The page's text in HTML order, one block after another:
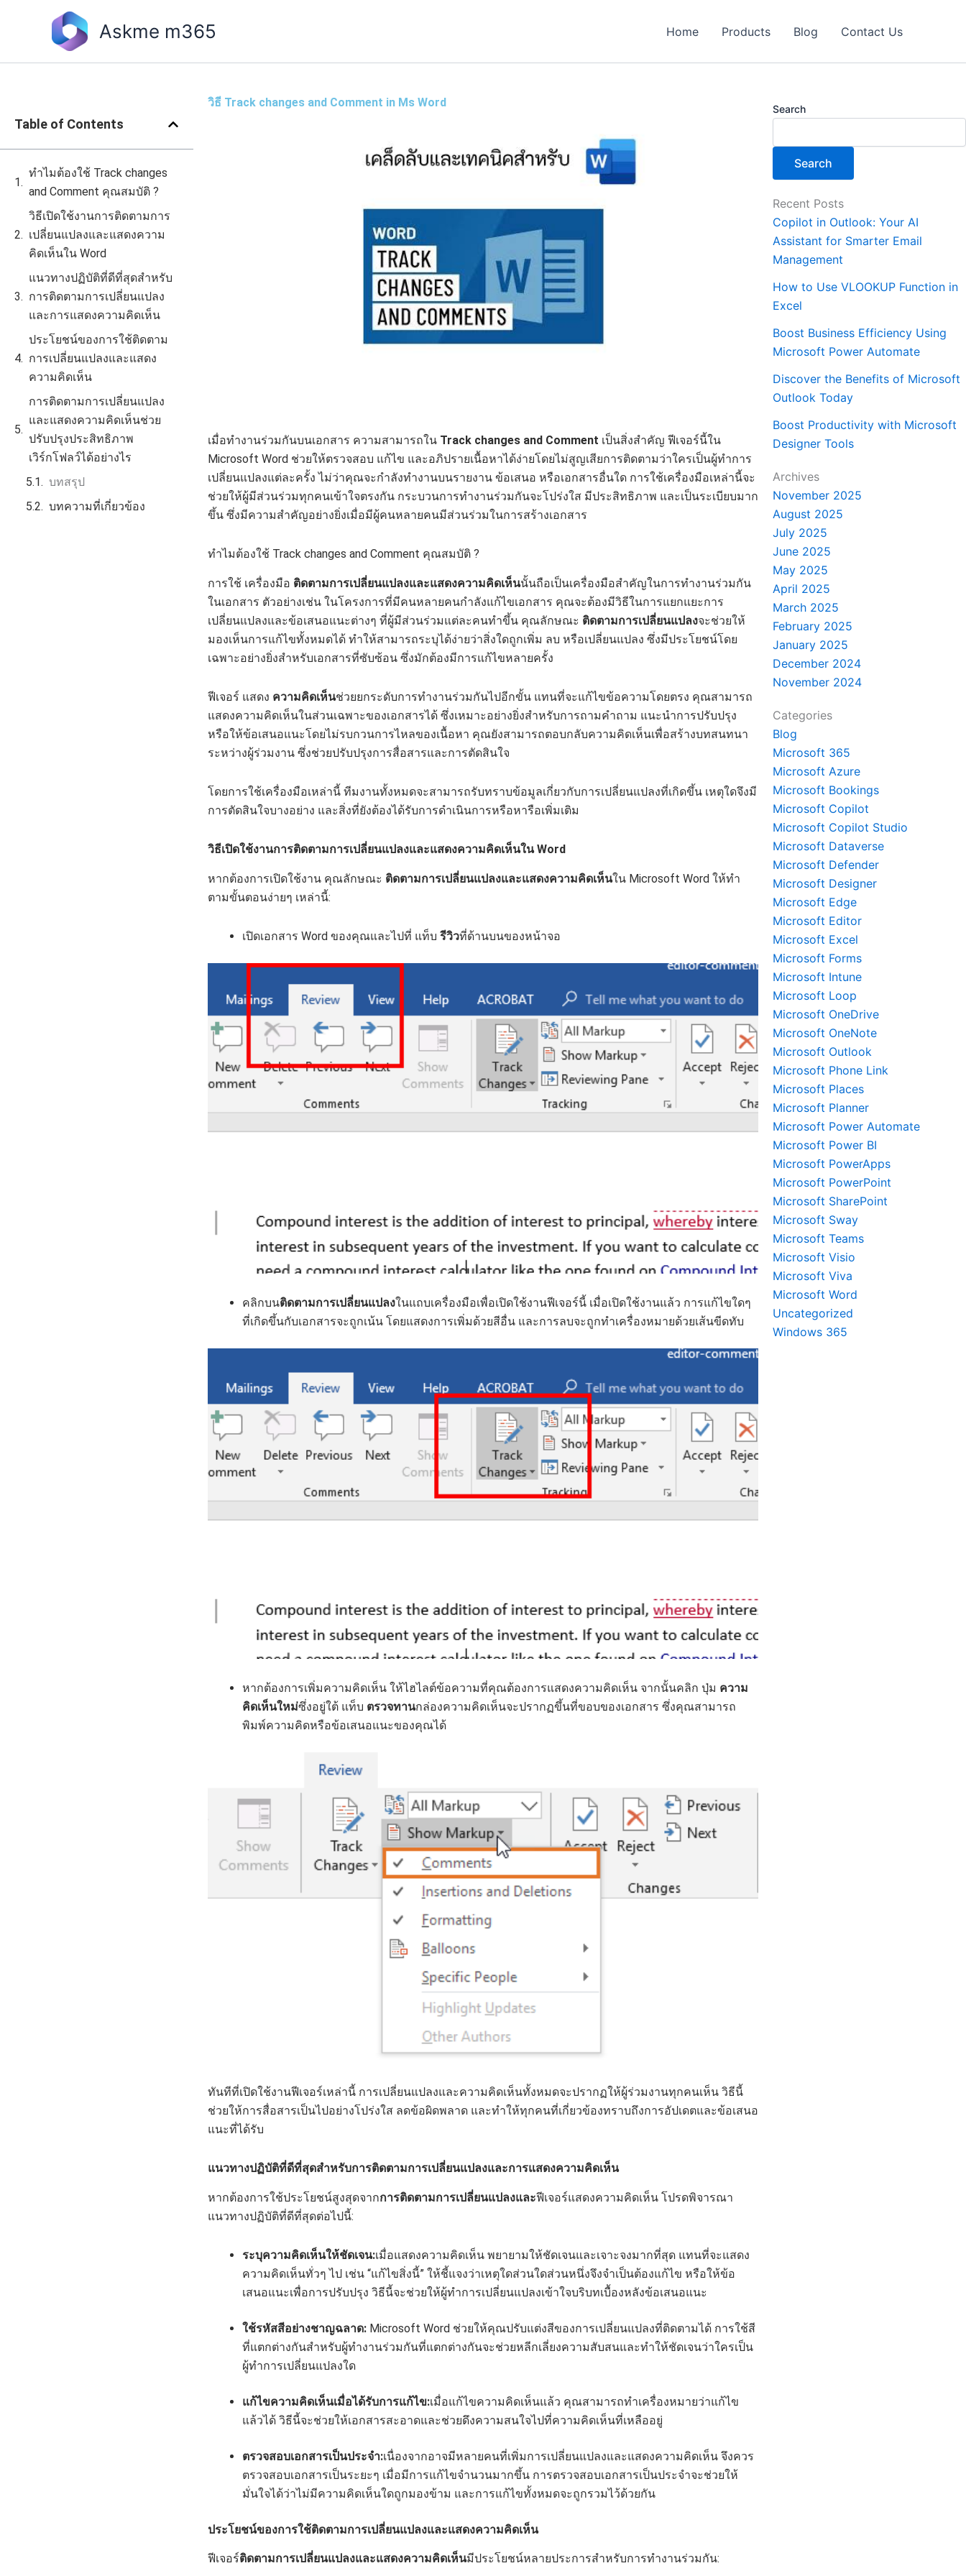
Askme m365 Home Products Blog Contact Us
Table of Contents
ทำไมต้องใช้ Track changes
and Comment คุณสมบัติ ?
วิธีเปิดใช้งานการติดตามการ
เปลี่ยนแปลงและแสดงความ
คิดเห็นใน Word
แนวทางปฏิบัติที่ดีที่สุดสำหรับ
การติดตามการเปลี่ยนแปลง
และการแสดงความคิดเห็น
ประโยชน์ของการใช้ติดตาม
การเปลี่ยนแปลงและแสดง
ความคิดเห็น
การติดตามการเปลี่ยนแปลง
และแสดงความคิดเห็นช่วย
ปรับปรุงประสิทธิภาพ
เวิร์กโฟลว์ได้อย่างไร
บทสรุป
บทความที่เกี่ยวข้อง
วิธี Track changes and Comment in Ms Word
เมื่อทำงานร่วมกันบนเอกสาร ความสามารถในTrack changes and Comment เป็นสิ่งสำคัญ ฟีเจอร์นี้ใน
Microsoft Word ช่วยให้ตรวจสอบ แก้ไข และอภิปรายเนื้อหาได้ง่ายโดยไม่สูญเสียการติดตามว่าใครเป็นผู้ทำการ
เปลี่ยนแปลงแต่ละครั้ง ไม่ว่าคุณจะกำลังทำงานบนรายงาน ข้อเสนอ หรือเอกสารอื่นใด การใช้เครื่องมือเหล่านี้จะ
ช่วยให้ผู้มีส่วนร่วมทุกคนเข้าใจตรงกัน กระบวนการทำงานร่วมกันจะโปร่งใส มีประสิทธิภาพ และเป็นระเบียบมาก
ขึ้น ซึ่งมีความสำคัญอย่างยิ่งเมื่อมีผู้คนหลายคนมีส่วนร่วมในการสร้างเอกสาร
ทำไมต้องใช้ Track changes and Comment คุณสมบัติ ?
การใช้ เครื่องมือ ติดตามการเปลี่ยนแปลงและแสดงความคิดเห็นนั้นถือเป็นเครื่องมือสำคัญในการทำงานร่วมกัน
ในเอกสาร ตัวอย่างเช่น ในโครงการที่มีคนหลายคนกำลังแก้ไขเอกสาร คุณจะต้องมีวิธีในการแยกแยะการ
เปลี่ยนแปลงและข้อเสนอแนะต่างๆ ที่ผู้มีส่วนร่วมแต่ละคนทำขึ้น คุณลักษณะ ติดตามการเปลี่ยนแปลงจะช่วยให้
มองเห็นการแก้ไขทั้งหมดได้ ทำให้สามารถระบุได้ง่ายว่าสิ่งใดถูกเพิ่ม ลบ หรือเปลี่ยนแปลง ซึ่งมีประโยชน์โดย
เฉพาะอย่างยิ่งสำหรับเอกสารที่ซับซ้อน ซึ่งมักต้องมีการแก้ไขหลายครั้ง
ฟีเจอร์ แสดง ความคิดเห็นช่วยยกระดับการทำงานร่วมกันไปอีกขั้น แทนที่จะแก้ไขข้อความโดยตรง คุณสามารถ
แสดงความคิดเห็นในส่วนเฉพาะของเอกสารได้ ซึ่งเหมาะอย่างยิ่งสำหรับการถามคำถาม แนะนำการปรับปรุง
หรือให้ข้อเสนอแนะโดยไม่รบกวนการไหลของเนื้อหา คุณยังสามารถตอบกลับความคิดเห็นเพื่อสร้างบทสนทนา
ระหว่างผู้ร่วมงาน ซึ่งช่วยปรับปรุงการสื่อสารและการตัดสินใจ
โดยการใช้เครื่องมือเหล่านี้ ทีมงานทั้งหมดจะสามารถรับทราบข้อมูลเกี่ยวกับการเปลี่ยนแปลงที่เกิดขึ้น เหตุใดจึงมี
การตัดสินใจบางอย่าง และสิ่งที่ยังต้องได้รับการดำเนินการหรือหารือเพิ่มเติม
วิธีเปิดใช้งานการติดตามการเปลี่ยนแปลงและแสดงความคิดเห็นใน Word
หากต้องการเปิดใช้งาน คุณลักษณะ ติดตามการเปลี่ยนแปลงและแสดงความคิดเห็นใน Microsoft Word ให้ทำ
ตามขั้นตอนง่ายๆ เหล่านี้:
เปิดเอกสาร Word ของคุณและไปที่ แท็บ รีวิวที่ด้านบนของหน้าจอ
คลิกบนติดตามการเปลี่ยนแปลงในแถบเครื่องมือเพื่อเปิดใช้งานฟีเจอร์นี้ เมื่อเปิดใช้งานแล้ว การแก้ไขใดๆ
ที่เกิดขึ้นกับเอกสารจะถูกเน้น โดยแสดงการเพิ่มด้วยสีอื่น และการลบจะถูกทำเครื่องหมายด้วยเส้นขีดทับ
หากต้องการเพิ่มความคิดเห็น ให้ไฮไลต์ข้อความที่คุณต้องการแสดงความคิดเห็น จากนั้นคลิก ปุ่ม ความ
คิดเห็นใหม่ซึ่งอยู่ใต้ แท็บ ตรวจทานกล่องความคิดเห็นจะปรากฏขึ้นที่ขอบของเอกสาร ซึ่งคุณสามารถ
พิมพ์ความคิดหรือข้อเสนอแนะของคุณได้
ทันทีที่เปิดใช้งานฟีเจอร์เหล่านี้ การเปลี่ยนแปลงและความคิดเห็นทั้งหมดจะปรากฏให้ผู้ร่วมงานทุกคนเห็น วิธีนี้
ช่วยให้การสื่อสารเป็นไปอย่างโปร่งใส ลดข้อผิดพลาด และทำให้ทุกคนที่เกี่ยวข้องทราบถึงการอัปเดตและข้อเสนอ
แนะที่ได้รับ
แนวทางปฏิบัติที่ดีที่สุดสำหรับการติดตามการเปลี่ยนแปลงและการแสดงความคิดเห็น
หากต้องการใช้ประโยชน์สูงสุดจากการติดตามการเปลี่ยนแปลงและฟีเจอร์แสดงความคิดเห็น โปรดพิจารณา
แนวทางปฏิบัติที่ดีที่สุดต่อไปนี้:
ระบุความคิดเห็นให้ชัดเจน:เมื่อแสดงความคิดเห็น พยายามให้ชัดเจนและเจาะจงมากที่สุด แทนที่จะแสดง
ความคิดเห็นทั่วๆ ไป เช่น “แก้ไขสิ่งนี้” ให้ชี้แจงว่าเหตุใดส่วนใดส่วนหนึ่งจึงจำเป็นต้องแก้ไข หรือให้ข้อ
เสนอแนะเพื่อการปรับปรุง วิธีนี้จะช่วยให้ผู้ทำการเปลี่ยนแปลงเข้าใจบริบทเบื้องหลังข้อเสนอแนะ
ใช้รหัสสีอย่างชาญฉลาด:Microsoft Word ช่วยให้คุณปรับแต่งสีของการเปลี่ยนแปลงที่ติดตามได้ การใช้สี
ที่แตกต่างกันสำหรับผู้ทำงานร่วมกันที่แตกต่างกันจะช่วยหลีกเลี่ยงความสับสนและทำให้ชัดเจนว่าใครเป็น
ผู้ทำการเปลี่ยนแปลงใด
แก้ไขความคิดเห็นเมื่อได้รับการแก้ไข:เมื่อแก้ไขความคิดเห็นแล้ว คุณสามารถทำเครื่องหมายว่าแก้ไข
แล้วได้ วิธีนี้จะช่วยให้เอกสารสะอาดและช่วยดึงความสนใจไปที่ความคิดเห็นที่เหลืออยู่
ตรวจสอบเอกสารเป็นประจำ:เนื่องจากอาจมีหลายคนที่เพิ่มการเปลี่ยนแปลงและแสดงความคิดเห็น จึงควร
ตรวจสอบเอกสารเป็นระยะๆ เมื่อมีการแก้ไขจำนวนมากขึ้น การตรวจสอบเอกสารเป็นประจำจะช่วยให้
มั่นใจได้ว่าไม่มีความคิดเห็นใดถูกมองข้าม และการแก้ไขทั้งหมดจะถูกรวมไว้ด้วยกัน
ประโยชน์ของการใช้ติดตามการเปลี่ยนแปลงและแสดงความคิดเห็น
ฟีเจอร์ติดตามการเปลี่ยนแปลงและแสดงความคิดเห็นมีประโยชน์หลายประการสำหรับการทำงานร่วมกัน:
Search
Search
Recent Posts
Copilot in Outlook: Your AI
Assistant for Smarter Email
Management
How to Use VLOOKUP Function in
Excel
Boost Business Efficiency Using
Microsoft Power Automate
Discover the Benefits of Microsoft
Outlook Today
Boost Productivity with Microsoft
Designer Tools
Archives
November 2025
August 2025
July 2025
June 2025
May 2025
April 2025
March 2025
February 2025
January 2025
December 2024
November 2024
Categories
Blog
Microsoft 365
Microsoft Azure
Microsoft Bookings
Microsoft Copilot
Microsoft Copilot Studio
Microsoft Dataverse
Microsoft Defender
Microsoft Designer
Microsoft Edge
Microsoft Editor
Microsoft Excel
Microsoft Forms
Microsoft Intune
Microsoft Loop
Microsoft OneDrive
Microsoft OneNote
Microsoft Outlook
Microsoft Phone Link
Microsoft Places
Microsoft Planner
Microsoft Power Automate
Microsoft Power BI
Microsoft PowerApps
Microsoft PowerPoint
Microsoft SharePoint
Microsoft Sway
Microsoft Teams
Microsoft Visio
Microsoft Viva
Microsoft Word
Uncategorized
Windows 365